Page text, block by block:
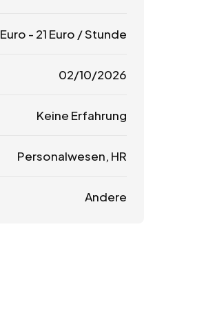
Euro - 21 Euro / Stunde
02/10/2026
Keine Erfahrung
Personalwesen, HR
Andere